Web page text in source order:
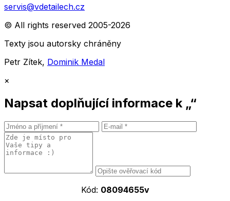
servis@vdetailech.cz
© All rights reserved 2005-2026
Texty jsou autorsky chráněny
Petr Zítek, Dominik Medal
×
Napsat doplňující informace k „“
Kód: 08094655v